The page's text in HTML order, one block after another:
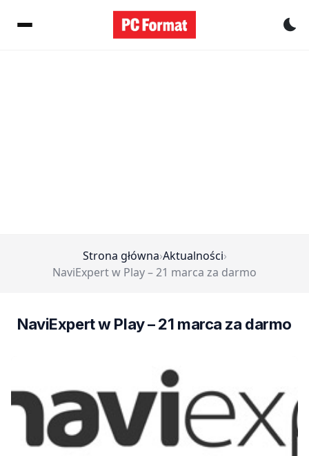
Strona główna›Aktualności›
NaviExpert w Play – 21 marca za darmo
NaviExpert w Play – 21 marca za darmo